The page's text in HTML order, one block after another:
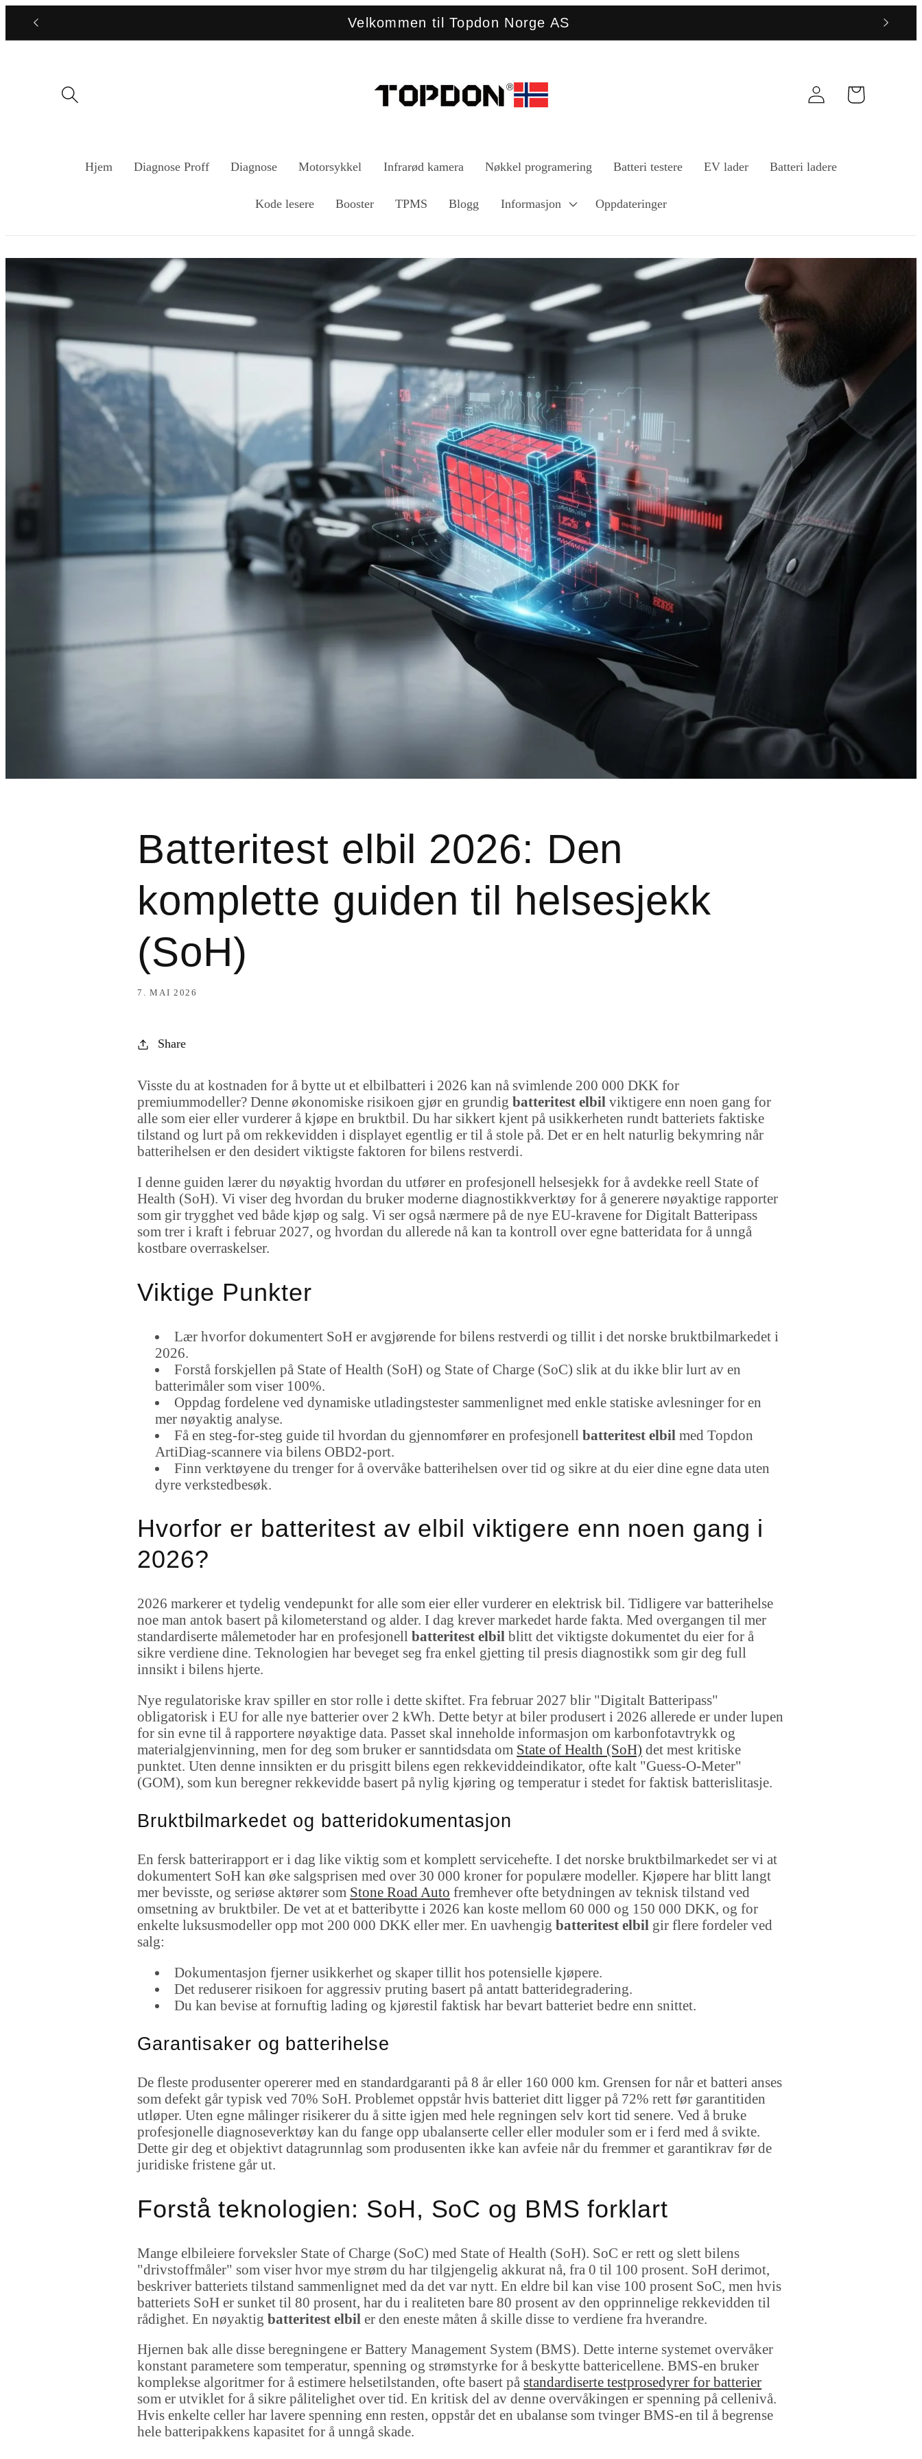
videre til
innholdet
Velkommen til Topdon Norge AS
Hjem Diagnose Proff Diagnose Motorsykkel Infrarød kamera Nøkkel programering Batteri testere EV lader Batteri ladere
Kode lesere Booster TPMS Blogg Informasjon Oppdateringer
Logg
inn
Handlekurv
Batteritest elbil 2026: Den
komplette guiden til helsesjekk
(SoH)
7. MAI 2026
Share
Visste du at kostnaden for å bytte ut et elbilbatteri i 2026 kan nå svimlende 200 000 DKK for
premiummodeller? Denne økonomiske risikoen gjør en grundigbatteritest elbil viktigere enn noen gang for
alle som eier eller vurderer å kjøpe en bruktbil. Du har sikkert kjent på usikkerheten rundt batteriets faktiske
tilstand og lurt på om rekkevidden i displayet egentlig er til å stole på. Det er en helt naturlig bekymring når
batterihelsen er den desidert viktigste faktoren for bilens restverdi.
I denne guiden lærer du nøyaktig hvordan du utfører en profesjonell helsesjekk for å avdekke reell State of
Health (SoH). Vi viser deg hvordan du bruker moderne diagnostikkverktøy for å generere nøyaktige rapporter
som gir trygghet ved både kjøp og salg. Vi ser også nærmere på de nye EU-kravene for Digitalt Batteripass
som trer i kraft i februar 2027, og hvordan du allerede nå kan ta kontroll over egne batteridata for å unngå
kostbare overraskelser.
Viktige Punkter
Lær hvorfor dokumentert SoH er avgjørende for bilens restverdi og tillit i det norske bruktbilmarkedet i
2026.
Forstå forskjellen på State of Health (SoH) og State of Charge (SoC) slik at du ikke blir lurt av en
batterimåler som viser 100%.
Oppdag fordelene ved dynamiske utladingstester sammenlignet med enkle statiske avlesninger for en
mer nøyaktig analyse.
Få en steg-for-steg guide til hvordan du gjennomfører en profesjonell batteritest elbil med Topdon
ArtiDiag-scannere via bilens OBD2-port.
Finn verktøyene du trenger for å overvåke batterihelsen over tid og sikre at du eier dine egne data uten
dyre verkstedbesøk.
Hvorfor er batteritest av elbil viktigere enn noen gang i
2026?
2026 markerer et tydelig vendepunkt for alle som eier eller vurderer en elektrisk bil. Tidligere var batterihelse
noe man antok basert på kilometerstand og alder. I dag krever markedet harde fakta. Med overgangen til mer
standardiserte målemetoder har en profesjonellbatteritest elbil blitt det viktigste dokumentet du eier for å
sikre verdiene dine. Teknologien har beveget seg fra enkel gjetting til presis diagnostikk som gir deg full
innsikt i bilens hjerte.
Nye regulatoriske krav spiller en stor rolle i dette skiftet. Fra februar 2027 blir "Digitalt Batteripass"
obligatorisk i EU for alle nye batterier over 2 kWh. Dette betyr at biler produsert i 2026 allerede er under lupen
for sin evne til å rapportere nøyaktige data. Passet skal inneholde informasjon om karbonfotavtrykk og
materialgjenvinning, men for deg som bruker er sanntidsdata om State of Health (SoH) det mest kritiske
punktet. Uten denne innsikten er du prisgitt bilens egen rekkeviddeindikator, ofte kalt "Guess-O-Meter"
(GOM), som kun beregner rekkevidde basert på nylig kjøring og temperatur i stedet for faktisk batterislitasje.
Bruktbilmarkedet og batteridokumentasjon
En fersk batterirapport er i dag like viktig som et komplett servicehefte. I det norske bruktbilmarkedet ser vi at
dokumentert SoH kan øke salgsprisen med over 30 000 kroner for populære modeller. Kjøpere har blitt langt
mer bevisste, og seriøse aktører som Stone Road Auto fremhever ofte betydningen av teknisk tilstand ved
omsetning av bruktbiler. De vet at et batteribytte i 2026 kan koste mellom 60 000 og 150 000 DKK, og for
enkelte luksusmodeller opp mot 200 000 DKK eller mer. En uavhengigbatteritest elbil gir flere fordeler ved
salg:
Dokumentasjon fjerner usikkerhet og skaper tillit hos potensielle kjøpere.
Det reduserer risikoen for aggressiv pruting basert på antatt batteridegradering.
Du kan bevise at fornuftig lading og kjørestil faktisk har bevart batteriet bedre enn snittet.
Garantisaker og batterihelse
De fleste produsenter opererer med en standardgaranti på 8 år eller 160 000 km. Grensen for når et batteri anses
som defekt går typisk ved 70% SoH. Problemet oppstår hvis batteriet ditt ligger på 72% rett før garantitiden
utløper. Uten egne målinger risikerer du å sitte igjen med hele regningen selv kort tid senere. Ved å bruke
profesjonelle diagnoseverktøy kan du fange opp ubalanserte celler eller moduler som er i ferd med å svikte.
Dette gir deg et objektivt datagrunnlag som produsenten ikke kan avfeie når du fremmer et garantikrav før de
juridiske fristene går ut.
Forstå teknologien: SoH, SoC og BMS forklart
Mange elbileiere forveksler State of Charge (SoC) med State of Health (SoH). SoC er rett og slett bilens
"drivstoffmåler" som viser hvor mye strøm du har tilgjengelig akkurat nå, fra 0 til 100 prosent. SoH derimot,
beskriver batteriets tilstand sammenlignet med da det var nytt. En eldre bil kan vise 100 prosent SoC, men hvis
batteriets SoH er sunket til 80 prosent, har du i realiteten bare 80 prosent av den opprinnelige rekkevidden til
rådighet. En nøyaktigbatteritest elbil er den eneste måten å skille disse to verdiene fra hverandre.
Hjernen bak alle disse beregningene er Battery Management System (BMS). Dette interne systemet overvåker
konstant parametere som temperatur, spenning og strømstyrke for å beskytte battericellene. BMS-en bruker
komplekse algoritmer for å estimere helsetilstanden, ofte basert påstandardiserte testprosedyrer for batterier
som er utviklet for å sikre pålitelighet over tid. En kritisk del av denne overvåkingen er spenning på cellenivå.
Hvis enkelte celler har lavere spenning enn resten, oppstår det en ubalanse som tvinger BMS-en til å begrense
hele batteripakkens kapasitet for å unngå skade.